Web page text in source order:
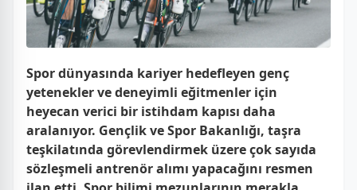
Spor dünyasında kariyer hedefleyen genç
yetenekler ve deneyimli eğitmenler için
heyecan verici bir istihdam kapısı daha
aralanıyor. Gençlik ve Spor Bakanlığı, taşra
teşkilatında görevlendirmek üzere çok sayıda
sözleşmeli antrenör alımı yapacağını resmen